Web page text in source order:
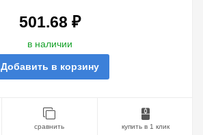
501.68 ₽
в наличии
Добавить в корзину
сравнить купить в 1 клик